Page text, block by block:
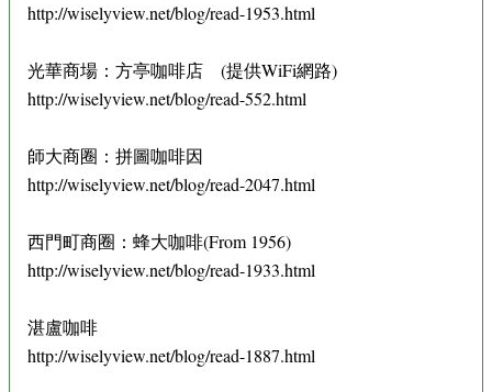
http://wiselyview.net/blog/read-1953.html
光華商場：方亭咖啡店 (提供WiFi網路)
http://wiselyview.net/blog/read-552.html
師大商圈：拼圖咖啡因
http://wiselyview.net/blog/read-2047.html
西門町商圈：蜂大咖啡(From 1956)
http://wiselyview.net/blog/read-1933.html
湛盧咖啡
http://wiselyview.net/blog/read-1887.html